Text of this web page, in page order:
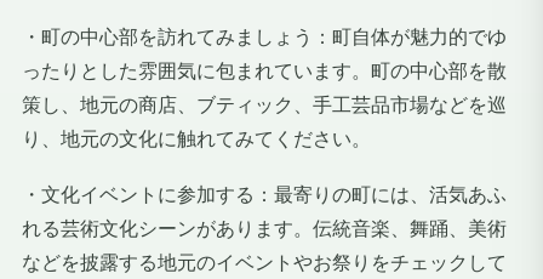
・町の中心部を訪れてみましょう：町自体が魅力的でゆ
ったりとした雰囲気に包まれています。町の中心部を散
策し、地元の商店、ブティック、手工芸品市場などを巡
り、地元の文化に触れてみてください。
・文化イベントに参加する：最寄りの町には、活気あふ
れる芸術文化シーンがあります。伝統音楽、舞踊、美術
などを披露する地元のイベントやお祭りをチェックして